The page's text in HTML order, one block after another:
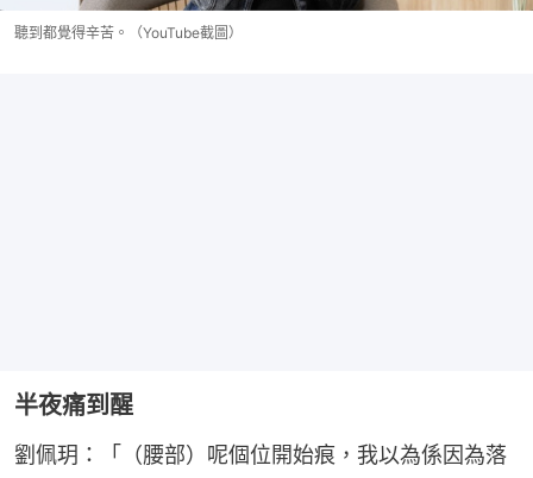
聽到都覺得辛苦。（YouTube截圖）
半夜痛到醒
劉佩玥：「（腰部）呢個位開始痕，我以為係因為落